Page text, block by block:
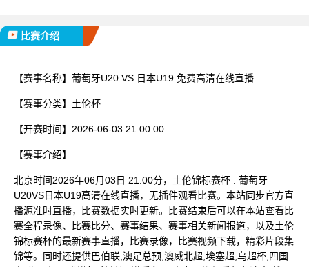
比赛介绍
【赛事名称】 葡萄牙U20 VS 日本U19 免费高清在线直播
【赛事分类】 土伦杯
【开赛时间】 2026-06-03 21:00:00
【赛事介绍】
北京时间2026年06月03日 21:00分，土伦锦标赛杯 : 葡萄牙
U20VS日本U19高清在线直播，无插件观看比赛。本站同步官方直
播源准时直播，比赛数据实时更新。比赛结束后可以在本站查看比
赛全程录像、比赛比分、赛事结果、赛事相关新闻报道，以及土伦
锦标赛杯的最新赛事直播，比赛录像，比赛视频下载，精彩片段集
锦等。同时还提供巴伯联,澳足总预,澳威北超,埃塞超,乌超杯,四国